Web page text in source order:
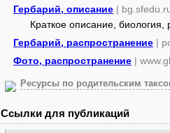
Гербарий, описание |
Краткое описание, биология,
Гербарий, распространение |
Фото, распространение |
Ресурсы по родительским
Ссылки для публикаций